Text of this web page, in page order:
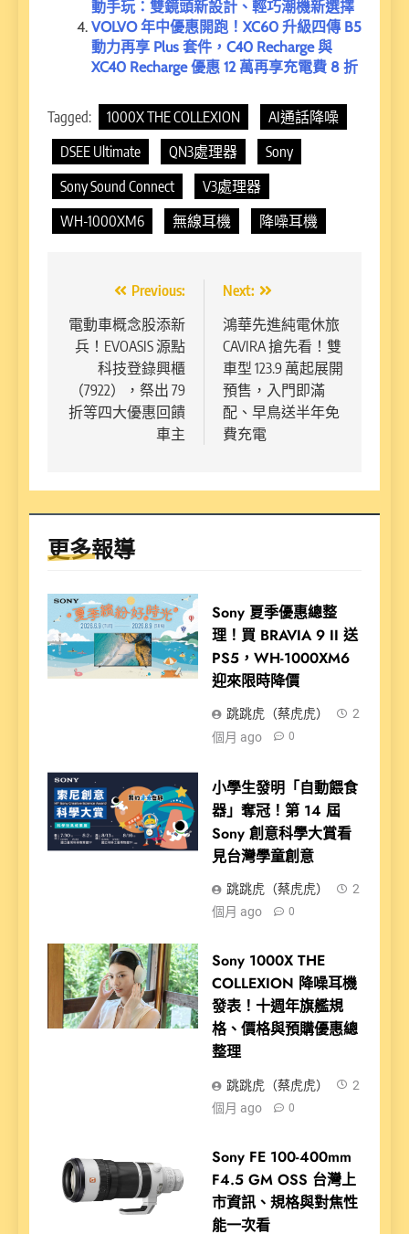
動手玩：雙鏡頭新設計、輕巧潮機新選擇
VOLVO 年中優惠開跑！XC60 升級四傳 B5
動力再享 Plus 套件，C40 Recharge 與
XC40 Recharge 優惠 12 萬再享充電費 8 折
Tagged: 1000X THE COLLEXION
AI通話降噪
DSEE Ultimate
QN3處理器
Sony
Sony Sound Connect
V3處理器
WH-1000XM6
無線耳機 降噪耳機
章
導
覽
Previous:
電動車概念股添新
兵！EVOASIS 源點
科技登錄興櫃
（7922），祭出 79
折等四大優惠回饋
車主
Next:
鴻華先進純電休旅
CAVIRA 搶先看！雙
車型 123.9 萬起展開
預售，入門即滿
配、早鳥送半年免
費充電
更多報導
Sony 夏季優惠總整
理！買 BRAVIA 9 II 送
PS5，WH-1000XM6
迎來限時降價
跳跳虎（蔡虎虎）
2
個月 ago
0
小學生發明「自動餵食
器」奪冠！第 14 屆
Sony 創意科學大賞看
見台灣學童創意
跳跳虎（蔡虎虎）
2
個月 ago
0
Sony 1000X THE
COLLEXION 降噪耳機
發表！十週年旗艦規
格、價格與預購優惠總
整理
跳跳虎（蔡虎虎）
2
個月 ago
0
Sony FE 100-400mm
F4.5 GM OSS 台灣上
市資訊、規格與對焦性
能一次看